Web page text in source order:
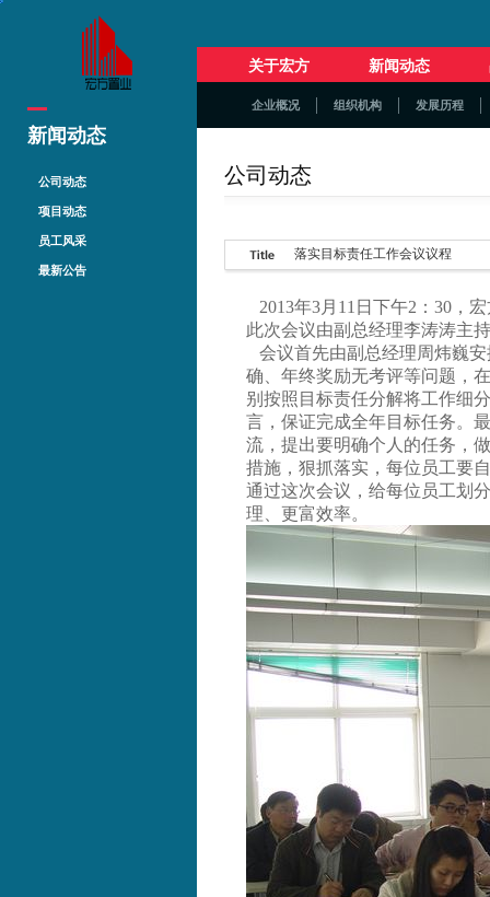
新闻动态
公司动态
项目动态
员工风采
最新公告
关于宏方 新闻动态
企业概况 组织机构 发展历程
公司动态
落实目标责任工作会议议程
2013年3月11日下午2：30，
此次会议由副总经理李涛涛主
会议首先由副总经理周炜巍
确、年终奖励无考评等问题，
别按照目标责任分解将工作细
言，保证完成全年目标任务。
流，提出要明确个人的任务，
措施，狠抓落实，每位员工要
通过这次会议，给每位员工划
理、更富效率。